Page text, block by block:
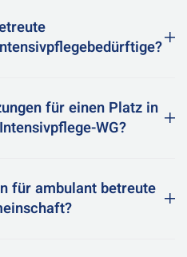
für einen Platz in
WG?
für ambulant betreute